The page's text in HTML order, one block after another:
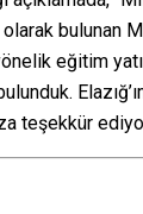
bulunan
eğitim
teşekkür